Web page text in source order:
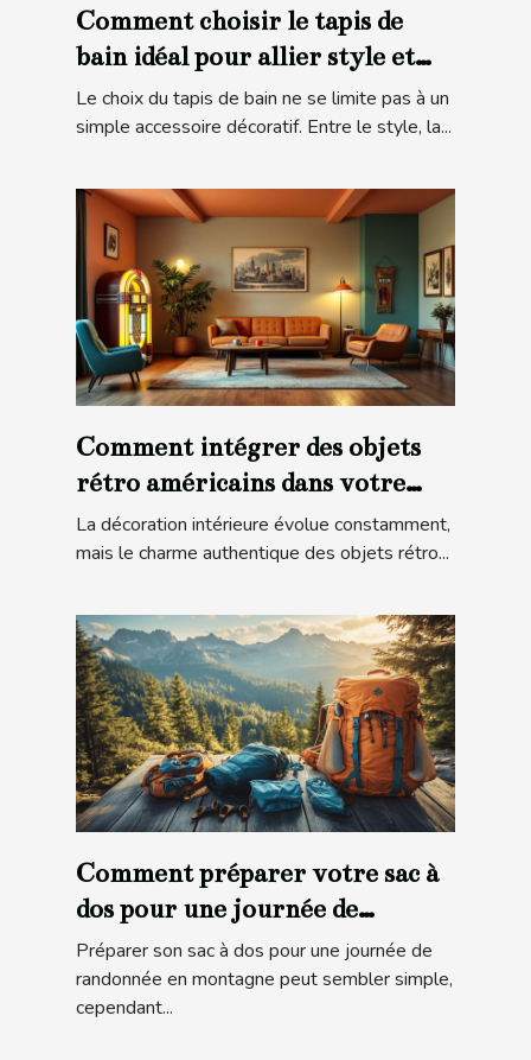
Comment choisir le tapis de
bain idéal pour allier style et
sécurité ?
Le choix du tapis de bain ne se limite pas à un
simple accessoire décoratif. Entre le style, la...
Comment intégrer des objets
rétro américains dans votre
décoration moderne ?
La décoration intérieure évolue constamment,
mais le charme authentique des objets rétro...
Comment préparer votre sac à
dos pour une journée de
randonnée en montagne ?
Préparer son sac à dos pour une journée de
randonnée en montagne peut sembler simple,
cependant...